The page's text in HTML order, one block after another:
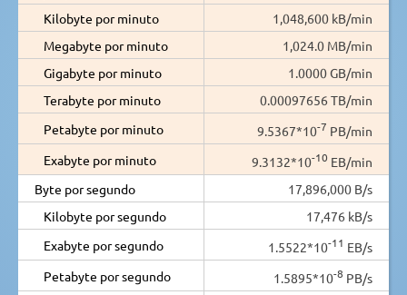
Kilobyte por minuto
1,048,600 kB/min
Megabyte por minuto
1,024.0 MB/min
Gigabyte por minuto
1.0000 GB/min
Terabyte por minuto
0.00097656 TB/min
Petabyte por minuto
9.5367*10-7 PB/min
Exabyte por minuto
9.3132*10-10 EB/min
Byte por segundo
17,896,000 B/s
Kilobyte por segundo
17,476 kB/s
Exabyte por segundo
1.5522*10-11 EB/s
Petabyte por segundo
1.5895*10-8 PB/s